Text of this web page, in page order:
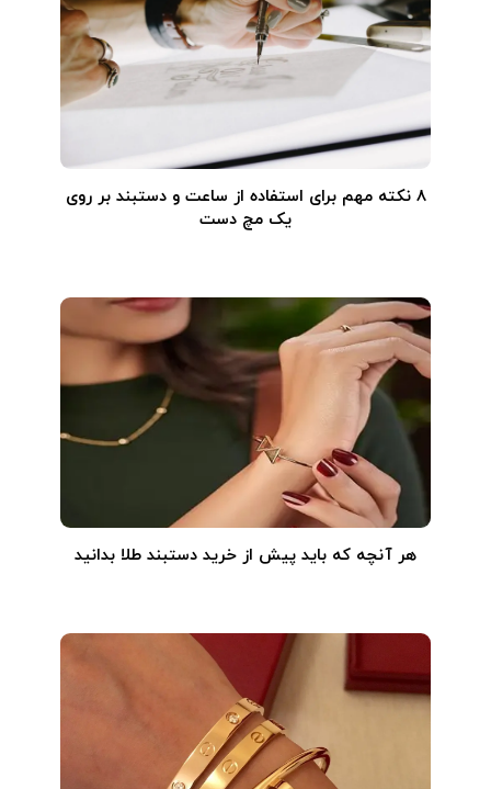
۸ نکته مهم برای استفاده از ساعت و دستبند بر روی
یک مچ دست
هر آنچه که باید پیش از خرید دستبند طلا بدانید